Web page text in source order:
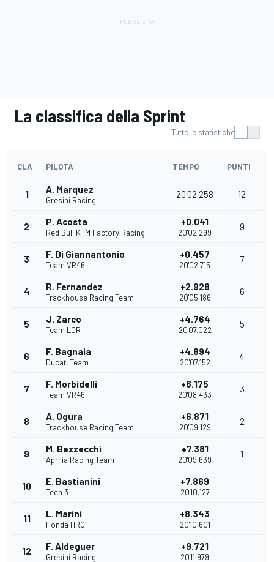
La classifica della Sprint
Tutte le statistiche
CLA PILOTA TEMPO PUNTI
1 A. Marquez
Gresini Racing
20'02.258 12
2 P. Acosta
Red Bull KTM Factory Racing
+0.041
20'02.299
9
3 F. Di Giannantonio
Team VR46
+0.457
20'02.715
7
4 R. Fernandez
Trackhouse Racing Team
+2.928
20'05.186
6
5 J. Zarco
Team LCR
+4.764
20'07.022
5
6 F. Bagnaia
Ducati Team
+4.894
20'07.152
4
7 F. Morbidelli
Team VR46
+6.175
20'08.433
3
8 A. Ogura
Trackhouse Racing Team
+6.871
20'09.129
2
9 M. Bezzecchi
Aprilia Racing Team
+7.381
20'09.639
1
10 E. Bastianini
Tech 3
+7.869
20'10.127
11 L. Marini
Honda HRC
+8.343
20'10.601
12 F. Aldeguer
Gresini Racing
+9.721
20'11.979